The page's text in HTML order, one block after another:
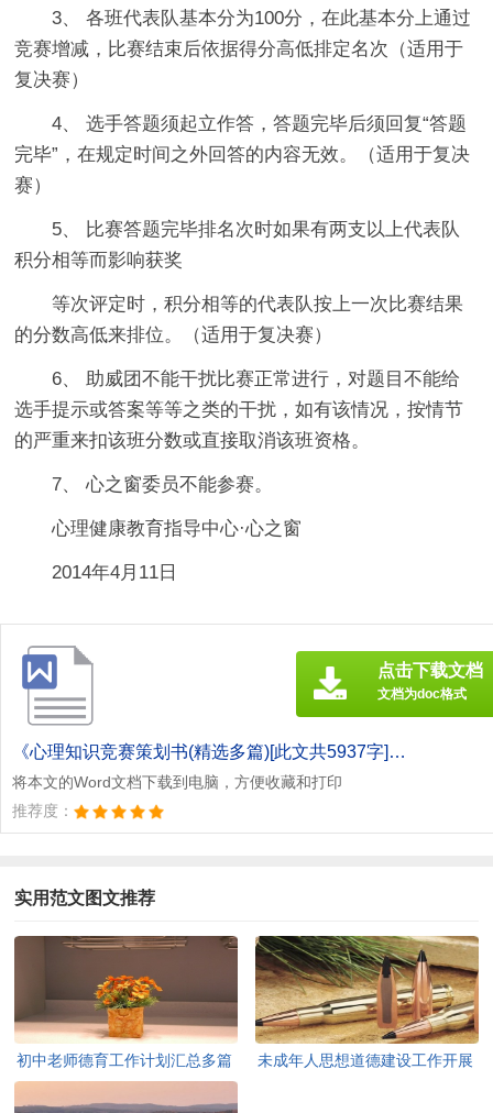
3、 各班代表队基本分为100分，在此基本分上通过
竞赛增减，比赛结束后依据得分高低排定名次（适用于
复决赛）
4、 选手答题须起立作答，答题完毕后须回复“答题
完毕”，在规定时间之外回答的内容无效。（适用于复决
赛）
5、 比赛答题完毕排名次时如果有两支以上代表队
积分相等而影响获奖
等次评定时，积分相等的代表队按上一次比赛结果
的分数高低来排位。（适用于复决赛）
6、 助威团不能干扰比赛正常进行，对题目不能给
选手提示或答案等等之类的干扰，如有该情况，按情节
的严重来扣该班分数或直接取消该班资格。
7、 心之窗委员不能参赛。
心理健康教育指导中心·心之窗
2014年4月11日
《心理知识竞赛策划书(精选多篇)[此文共5937字].doc》
将本文的Word文档下载到电脑，方便收藏和打印
推荐度：
点击下载文档
文档为doc格式
实用范文图文推荐
初中老师德育工作计划汇总多篇
未成年人思想道德建设工作开展